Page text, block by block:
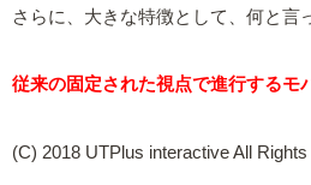
さらに、大きな特徴として、何と言
従来の固定された視点で進行するモ
(C) 2018 UTPlus interactive All